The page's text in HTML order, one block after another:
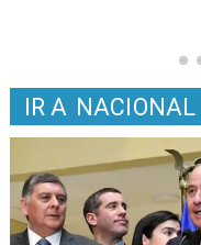
IR A NACIONAL